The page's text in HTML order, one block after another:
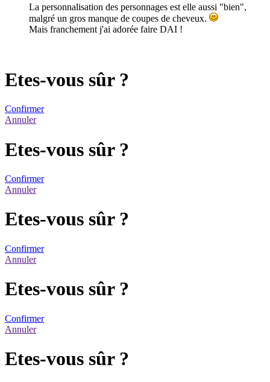
La personnalisation des personnages est elle aussi "bien",
malgré un gros manque de coupes de cheveux.
Mais franchement j'ai adorée faire DAI !
Etes-vous sûr ?
Confirmer
Annuler
Etes-vous sûr ?
Confirmer
Annuler
Etes-vous sûr ?
Confirmer
Annuler
Etes-vous sûr ?
Confirmer
Annuler
Etes-vous sûr ?